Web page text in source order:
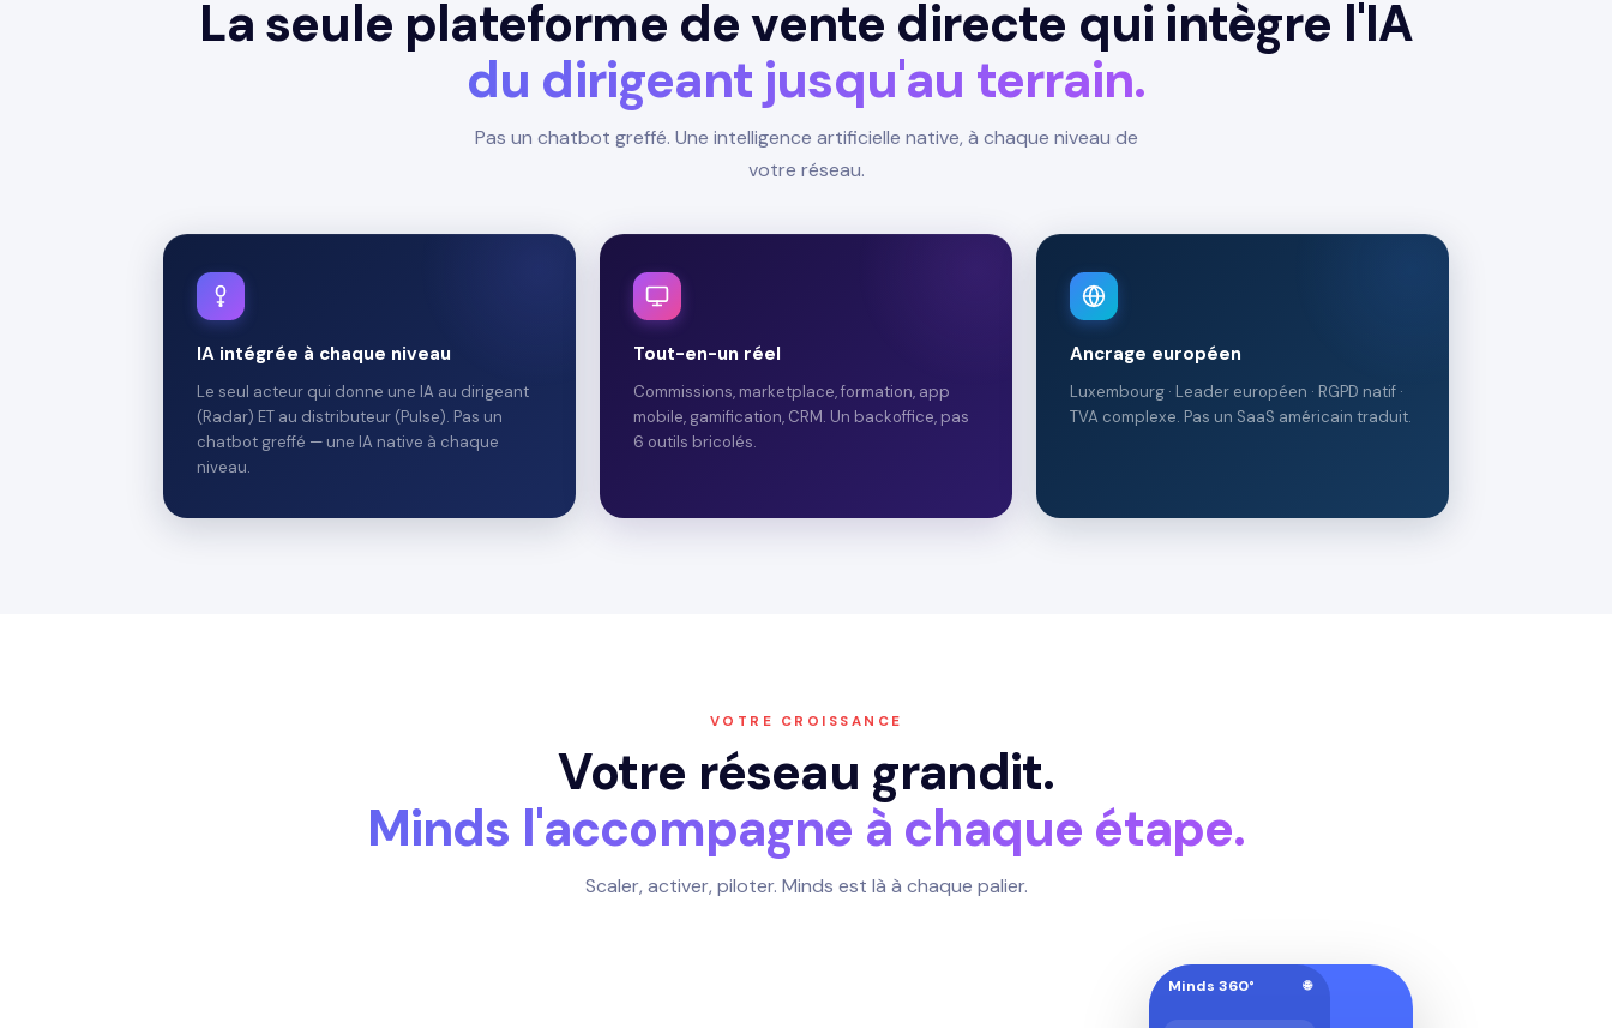
La seule plateforme de vente directe qui intègre l'IA
du dirigeant jusqu'au terrain.
Pas un chatbot greffé. Une intelligence artificielle native, à chaque niveau de
votre réseau.
IA intégrée à chaque niveau
Le seul acteur qui donne une IA au dirigeant
(Radar) ET au distributeur (Pulse). Pas un
chatbot greffé — une IA native à chaque
niveau.
Tout-en-un réel
Commissions, marketplace, formation, app
mobile, gamification, CRM. Un backoffice, pas
6 outils bricolés.
Ancrage européen
Luxembourg · Leader européen · RGPD natif ·
TVA complexe. Pas un SaaS américain traduit.
VOTRE CROISSANCE
Votre réseau grandit.
Minds l'accompagne à chaque étape.
Scaler, activer, piloter. Minds est là à chaque palier.
Minds 360° 🌐